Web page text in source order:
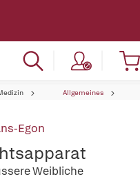
Allgemeines
Egon
Weibliche